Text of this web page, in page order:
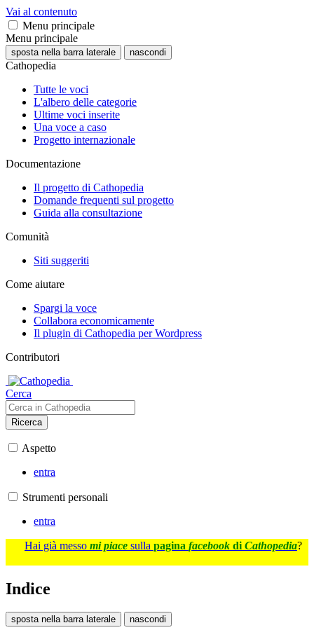
Vai al contenuto
Menu principale
Menu principale
sposta nella barra laterale nascondi
Cathopedia
Tutte le voci
L'albero delle categorie
Ultime voci inserite
Una voce a caso
Progetto internazionale
Documentazione
Il progetto di Cathopedia
Domande frequenti sul progetto
Guida alla consultazione
Comunità
Siti suggeriti
Come aiutare
Spargi la voce
Collabora economicamente
Il plugin di Cathopedia per Wordpress
Contributori
Cerca
Ricerca
Aspetto
entra
Strumenti personali
entra
Hai già messo mi piace sulla pagina facebook di Cathopedia?
Indice
sposta nella barra laterale nascondi